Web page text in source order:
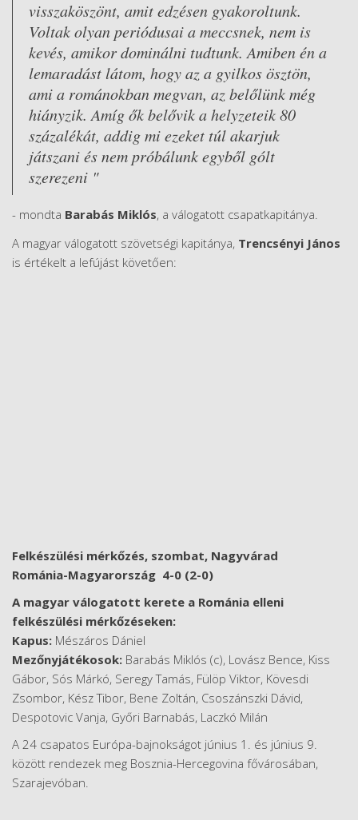
visszaköszönt, amit edzésen gyakoroltunk.
Voltak olyan periódusai a meccsnek, nem is
kevés, amikor dominálni tudtunk. Amiben én a
lemaradást látom, hogy az a gyilkos ösztön,
ami a románokban megvan, az belőlünk még
hiányzik. Amíg ők belővik a helyzeteik 80
százalékát, addig mi ezeket túl akarjuk
játszani és nem próbálunk egyből gólt
szerezeni "
- mondta Barabás Miklós, a válogatott csapatkapitánya.
A magyar válogatott szövetségi kapitánya, Trencsényi János
is értékelt a lefújást követően:
Felkészülési mérkőzés, szombat, Nagyvárad
Románia-Magyarország 4-0 (2-0)
A magyar válogatott kerete a Románia elleni
felkészülési mérkőzéseken:
Kapus: Mészáros Dániel
Mezőnyjátékosok: Barabás Miklós (c), Lovász Bence, Kiss
Gábor, Sós Márkó, Seregy Tamás, Fülöp Viktor, Kövesdi
Zsombor, Kész Tibor, Bene Zoltán, Csoszánszki Dávid,
Despotovic Vanja, Győri Barnabás, Laczkó Milán
A 24 csapatos Európa-bajnokságot június 1. és június 9.
között rendezek meg Bosznia-Hercegovina fővárosában,
Szarajevóban.